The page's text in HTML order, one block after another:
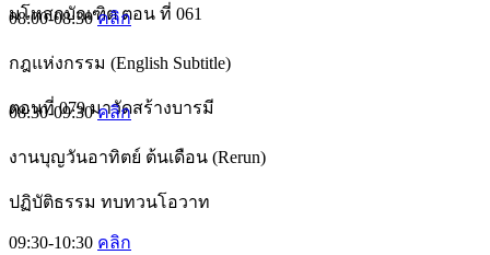
มโหสถบัณฑิต ตอน ที่ 061
08:00-08:30คลิก
กฎแห่งกรรม (English Subtitle)
ตอนที่ 079 มาวัดสร้างบารมี
08:30-09:30คลิก
งานบุญวันอาทิตย์ ต้นเดือน (Rerun)
ปฏิบัติธรรม ทบทวนโอวาท
09:30-10:30 คลิก